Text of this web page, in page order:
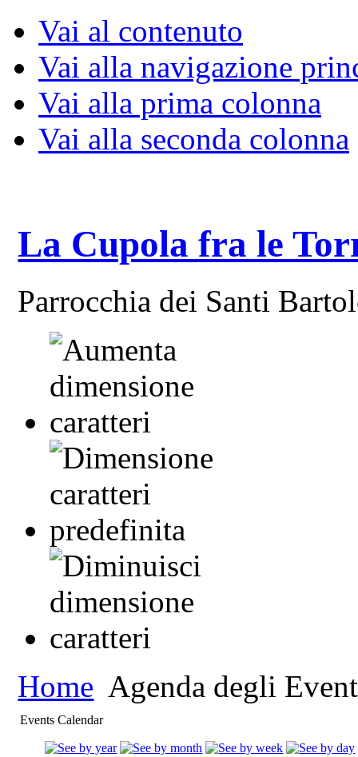
Vai al contenuto
Vai alla navigazione
Vai alla prima colonna
Vai alla seconda colonna
La Cupola fra le
Parrocchia dei Santi
Home Agenda degli
Events Calendar